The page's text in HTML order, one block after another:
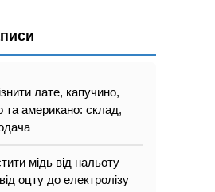
лате, капучино,
та американо: склад,
мідь від нальоту
оцту до електролізу